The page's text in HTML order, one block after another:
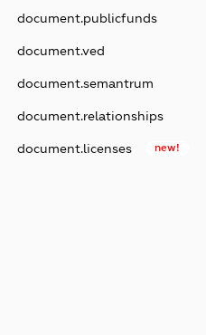
document.publicfunds
document.ved
document.semantrum
document.relationships
document.licenses new!